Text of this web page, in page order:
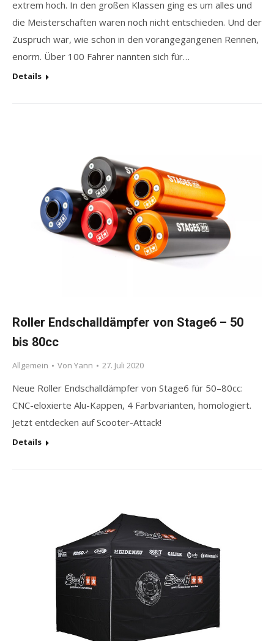
extrem hoch. In den großen Klassen ging es um alles und
die Meisterschaften waren noch nicht entschieden. Und der
Zuspruch war, wie schon in den vorangegangenen Rennen,
enorm. Über 100 Fahrer nannten sich für…
Details
Roller Endschalldämpfer von Stage6 – 50
bis 80cc
Allgemein Von Yann 27. Juli 2020
Neue Roller Endschalldämpfer von Stage6 für 50–80cc:
CNC-eloxierte Alu-Kappen, 4 Farbvarianten, homologiert.
Jetzt entdecken auf Scooter-Attack!
Details